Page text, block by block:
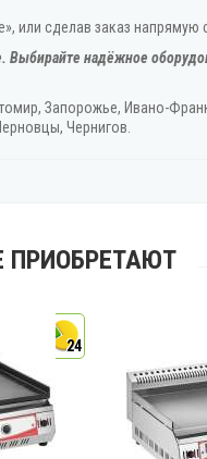
или сделав заказ напрямую
Выбирайте надёжное
Запорожье, Ивано-
Чернигов.
24